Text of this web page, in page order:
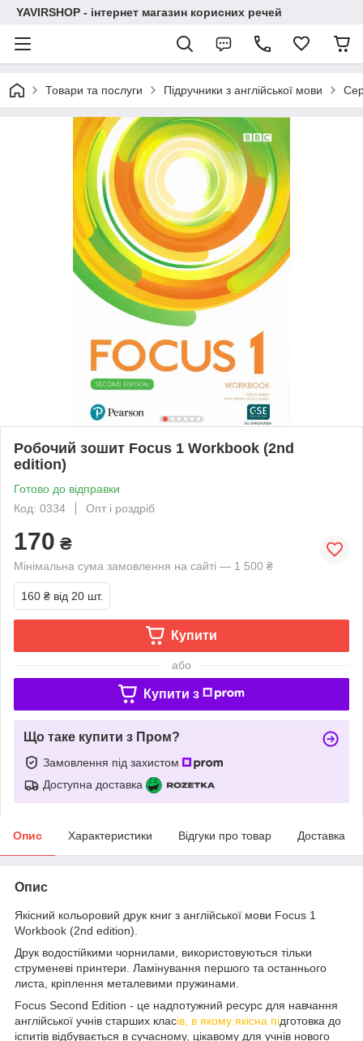
YAVIRSHOP - інтернет магазин корисних речей
Товари та послуги Підручники з англійської мови
Робочий зошит Focus 1 Workbook (2nd
edition)
Готово до відправки
Код: 0334
Опт і роздріб
170 ₴
Мінімальна сума замовлення на сайті — 1 500 ₴
160 ₴ від 20 шт.
Купити
або
Купити з
Що таке купити з Пром?
Замовлення під захистом
Доступна доставка
Опис Характеристики Відгуки про товар Доставка
Опис
Якісний кольоровий друк книг з англійської мови Focus 1
Workbook (2nd edition).
Друк водостійкими чорнилами, використовуються тільки
струменеві принтери. Ламінування першого та останнього
листа, кріплення металевими пружинами.
Focus Second Edition - це надпотужний ресурс для навчання
англійської учнів старших класів, в якому якісна підготовка до
іспитів відбувається в сучасному, цікавому для учнів нового